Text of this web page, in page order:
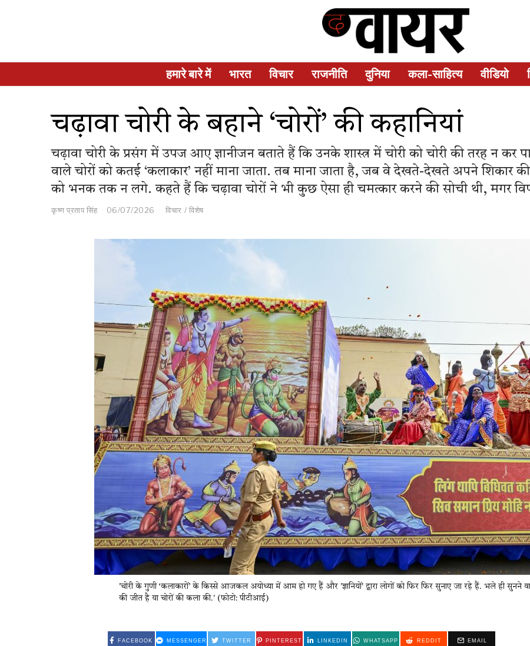
हमारे बारे में भारत विचार राजनीति दुनिया कला-साहित्य वीडियो
चढ़ावा चोरी के बहाने ‘चोरों’ की कहानियां
चढ़ावा चोरी के प्रसंग में उपज आए ज्ञानीजन बताते हैं कि उनके शास्त्र में चोरी को चोरी की तरह न कर
वाले चोरों को कतई ‘कलाकार’ नहीं माना जाता. तब माना जाता है, जब वे देखते-देखते अपने
को भनक तक न लगे. कहते हैं कि चढ़ावा चोरों ने भी कुछ ऐसा ही चमत्कार करने की सोची थी, मगर
कृष्ण प्रताप सिंह 06/07/2026 विचार / विशेष
'चोरी के गुणी ‘कलाकारों’ के किस्से आजकल अयोध्या में आम हो गए हैं और 'ज्ञानियों' द्वारा लोगों को फिर फिर सुनाए जा रहे हैं. भले ही सुनने
की जीत है या चोरों की कला की.' (फोटो: पीटीआई)
FACEBOOK MESSENGER TWITTER PINTEREST LINKEDIN WHATSAPP REDDIT EMAIL